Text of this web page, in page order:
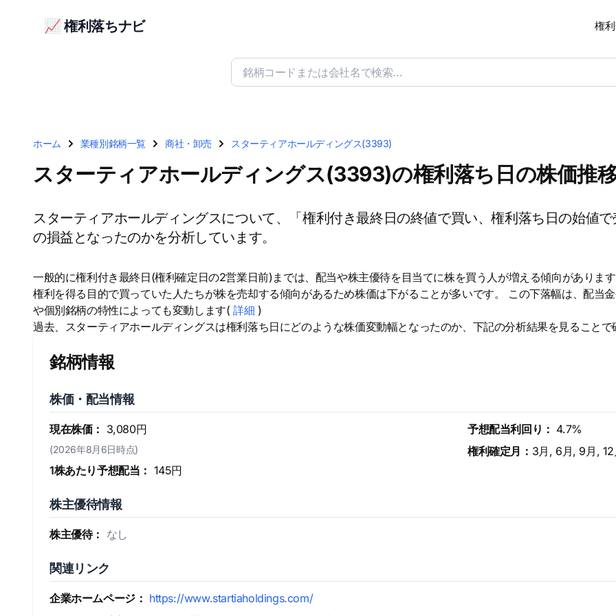
📈 権利落ちナビ 権
ホーム 業種別銘柄一覧 商社・卸売 スターティアホールディングス(3393)
スターティアホールディングス(3393)の権利落ち日の株価推
スターティアホールディングスについて、「権利付き最終日の終値で買い、権利落ち日の始値
の損益となったのかを分析しています。
一般的に権利付き最終日(権利確定日の2営業日前)までは、配当や株主優待を目当てに株を買う人が増える傾向がありま
権利を得る目的で買っていた人たちが株を売却する傾向があるため株価は下がることが多いです。 この下落幅は、配当
や個別銘柄の特性によっても変動します( 詳細 )
過去、スターティアホールディングスは権利落ち日にどのような株価変動幅となったのか、下記の分析結果を見ることで
銘柄情報
株価・配当情報
現在株価： 3,080円
(2026年8月6日時点)
1株あたり予想配当： 145円
予想配当利回り： 4.7%
権利確定月： 3月, 6月, 9月, 12
株主優待情報
株主優待： なし
関連リンク
企業ホームページ： https://www.startiaholdings.com/